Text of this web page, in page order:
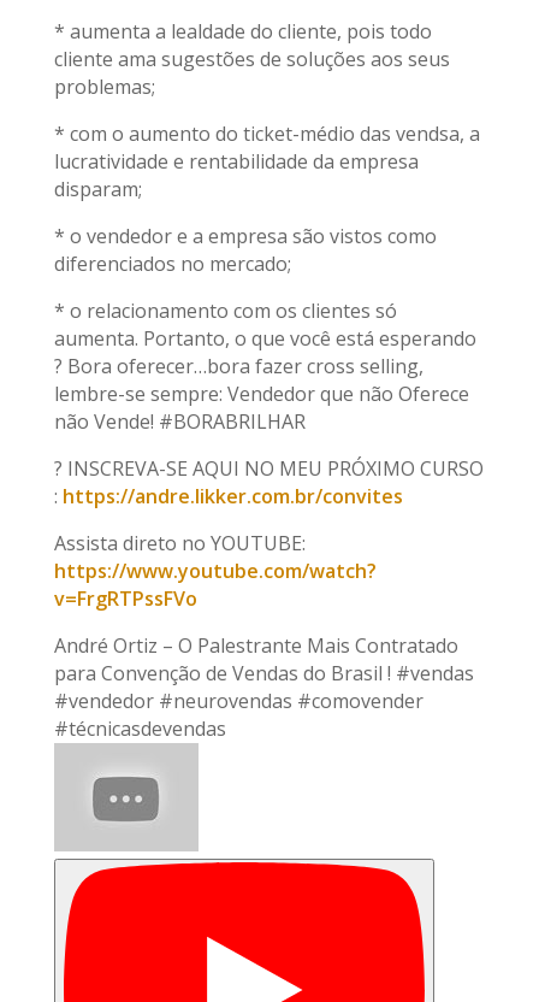
* aumenta a lealdade do cliente, pois todo
cliente ama sugestões de soluções aos seus
problemas;
* com o aumento do ticket-médio das vendsa, a
lucratividade e rentabilidade da empresa
disparam;
* o vendedor e a empresa são vistos como
diferenciados no mercado;
* o relacionamento com os clientes só
aumenta. Portanto, o que você está esperando
? Bora oferecer…bora fazer cross selling,
lembre-se sempre: Vendedor que não Oferece
não Vende! #BORABRILHAR
? INSCREVA-SE AQUI NO MEU PRÓXIMO CURSO
: https://andre.likker.com.br/convites
Assista direto no YOUTUBE:
https://www.youtube.com/watch?
v=FrgRTPssFVo
André Ortiz – O Palestrante Mais Contratado
para Convenção de Vendas do Brasil ! #vendas
#vendedor #neurovendas #comovender
#técnicasdevendas